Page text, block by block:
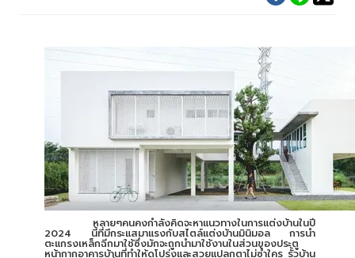
หลายๆคนคงกำลังคิดจะหาแนวทางในการแต่งบ้านในปี
2024 นี้ที่มีกระแสมาแรงกับสไตล์แต่งบ้านมินิมอล การนำ
ตะแกรงเหล็กฉีกมาใช้ซึ่งมักจะถูกนำมาใช้งานในส่วนของประตู
หน้ากากอาคารบ้านที่ทำให้ดูโปร่งและสวยแปลกตาไม่ซ้ำใคร รั้วบ้าน